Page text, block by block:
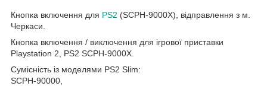
Кнопка включення для PS2 (SCPH-9000Х), відправлення з м.
Черкаси.
Кнопка включення / виключення для ігрової приставки
Playstation 2, PS2 SCPH-9000Х.
Сумісність із моделями PS2 Slim:
SCPH-90000,